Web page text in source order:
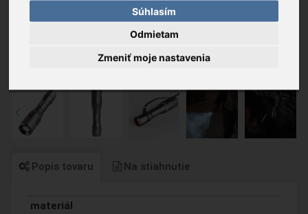
Súhlasím
Odmietam
Zmeniť moje nastavenia
Popis tovaru Na stiahnutie
materiál